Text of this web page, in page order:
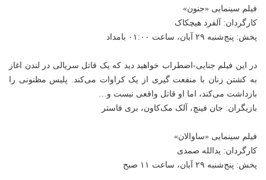
فیلم سینمایی «جنون»
کارگردان: آلفرد هیچکاک
پخش: پنج‌شنبه ۲۹ آبان، ساعت ۰۱:۰۰ بامداد
در این فیلم جنایی-اضطراب خواهید دید که یک قاتل سریالی در لندن اغاز
به کشتن زنان با منفعت گیری از یک کراوات می‌کند. پلیس مظنونی را
بازداشت می‌کند، اما او قاتل واقعی نیست و…
بازیگران: جان فینچ، آلک مک‌کاون، بری فاستر
فیلم سینمایی «ساوالان»
کارگردان: یدالله صمدی
پخش: پنج‌شنبه ۲۹ آبان، ساعت ۱۱ صبح